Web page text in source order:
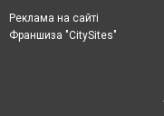
Реклама на сайті
Франшиза "CitySites"